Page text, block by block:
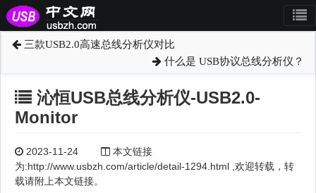
三款USB2.0高速总线分析仪对比
什么是 USB协议总线分析仪？
沁恒USB总线分析仪-USB2.0-
Monitor
2023-11-24
本文链接
为:http://www.usbzh.com/article/detail-1294.html ,欢迎转载，转
载请附上本文链接。